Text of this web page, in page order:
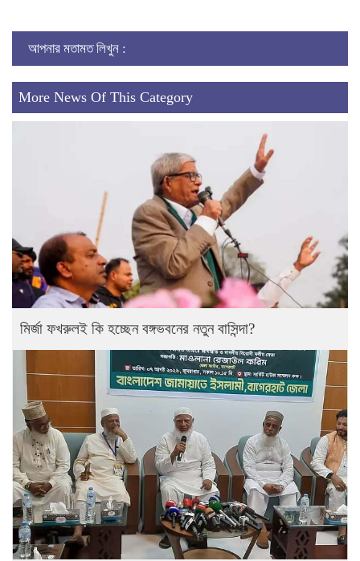
আপনার মতামত লিখুন :
More News Of This Category
মির্জা ফখরুলই কি হচ্ছেন বঙ্গভবনের নতুন বাসিন্দা?